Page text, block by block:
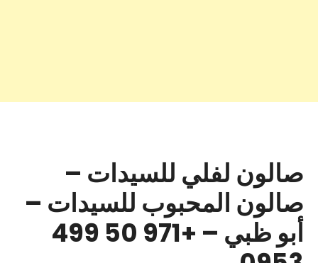
صالون لفلي للسيدات –
صالون المحبوب للسيدات –
أبو ظبي – +971 50 499